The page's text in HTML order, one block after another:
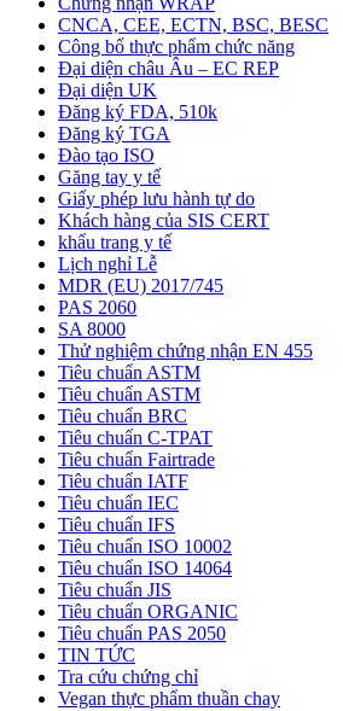
CNCA, CEE, ECTN, BSC, BESC
Công bố thực phẩm chức năng
Đại diện châu Âu – EC REP
Đại diện UK
Đăng ký FDA, 510k
Đăng ký TGA
Đào tạo ISO
Găng tay y tế
Giấy phép lưu hành tự do
Khách hàng của SIS CERT
khẩu trang y tế
Lịch nghỉ Lễ
MDR (EU) 2017/745
PAS 2060
SA 8000
Thử nghiệm chứng nhận EN 455
Tiêu chuẩn ASTM
Tiêu chuẩn ASTM
Tiêu chuẩn BRC
Tiêu chuẩn C-TPAT
Tiêu chuẩn Fairtrade
Tiêu chuẩn IATF
Tiêu chuẩn IEC
Tiêu chuẩn IFS
Tiêu chuẩn ISO 10002
Tiêu chuẩn ISO 14064
Tiêu chuẩn JIS
Tiêu chuẩn ORGANIC
Tiêu chuẩn PAS 2050
TIN TỨC
Tra cứu chứng chỉ
Vegan thực phẩm thuần chay